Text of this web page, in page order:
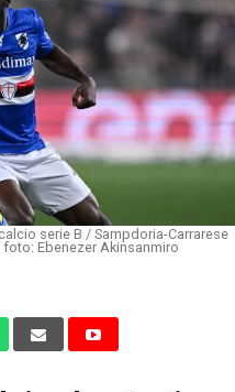
serie B / Sampdoria-Carrarese
Ebenezer Akinsanmiro